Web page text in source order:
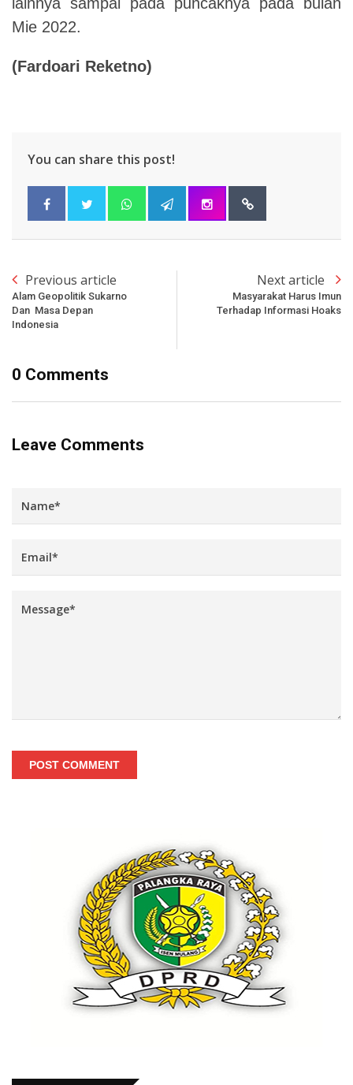
Mie 2022.
(Fardoari Reketno)
You can share this post!
Previous article
Alam Geopolitik Sukarno
Dan Masa Depan
Indonesia
Next article
Masyarakat Harus Imun
Terhadap Informasi Hoaks
0 Comments
Leave Comments
POST COMMENT